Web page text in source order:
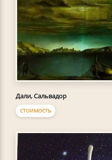
Дали, Сальвадор
СТОИМОСТЬ